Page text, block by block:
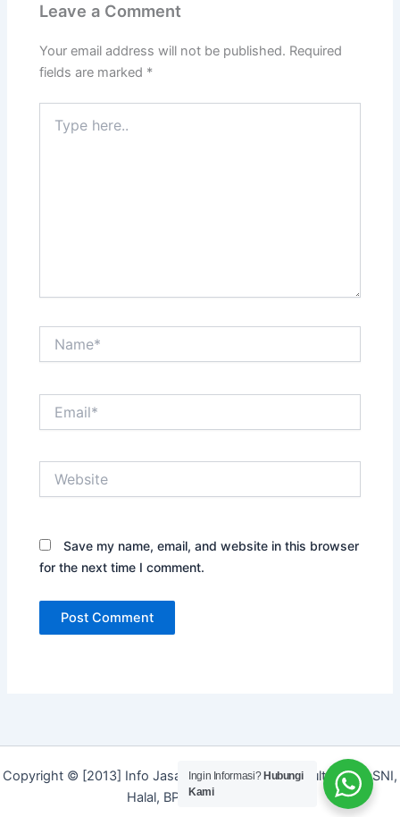
Leave a Comment
Your email address will not be published. Required
fields are marked *
here..
Save my name, email, and website in this browser
for the next time I comment.
Copyright © [2013] Info Jasa | Layanan Jasa Konsultan ISO, SNI,
Halal, BPOM dan Merek]
Ingin Informasi? Hubungi
Kami